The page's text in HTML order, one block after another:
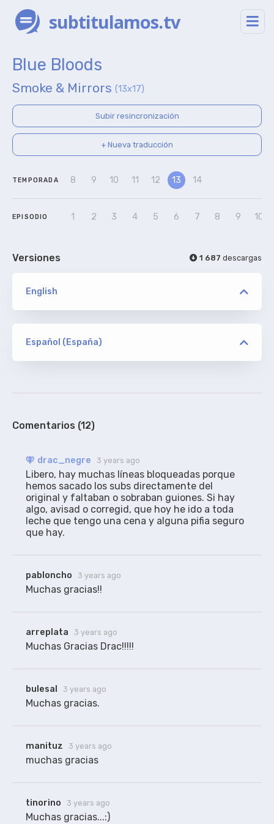
subtitulamos.tv
Blue Bloods
Smoke & Mirrors (13x17)
Subir resincronización
+ Nueva traducción
TEMPORADA 8 9 10 11 12 13 14
EPISODIO 1 2 3 4 5 6 7 8 9 10
Versiones 1 687 descargas
English
WhiteHat/EDITH/REPACK EDITH/ION10/NTb/ETHEL
ORIGINAL canovas
Español (España)
WhiteHat/EDITH/REPACK EDITH/ION10/NTb/ETHEL
Comentarios (12)
drac_negre 3 years ago
Libero, hay muchas líneas bloqueadas porque
hemos sacado los subs directamente del
original y faltaban o sobraban guiones. Si hay
algo, avisad o corregid, que hoy he ido a toda
leche que tengo una cena y alguna pifia seguro
que hay.
pabloncho 3 years ago
Muchas gracias!!
arreplata 3 years ago
Muchas Gracias Drac!!!!!
bulesal 3 years ago
Muchas gracias.
manituz 3 years ago
tinorino 3 years ago
Muchas gracias...:)